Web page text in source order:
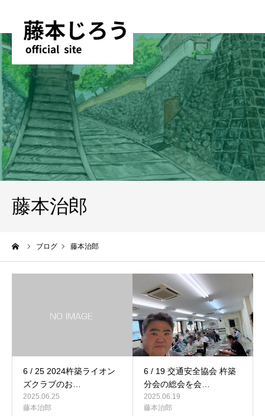
藤本治郎
ブログ 藤本治郎
6 / 25 2024杵築ライオン
ズクラブのお…
2025.06.25
藤本治郎
6 / 19 交通安全協会 杵築
分会の総会を会…
2025.06.19
藤本治郎